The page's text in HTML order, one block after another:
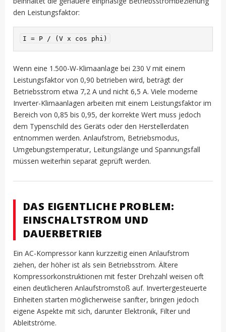
den Leistungsfaktor:
Wenn eine 1.500-W-Klimaanlage bei 230 V mit einem
Leistungsfaktor von 0,90 betrieben wird, beträgt der
Betriebsstrom etwa 7,2 A und nicht 6,5 A. Viele moderne
Inverter-Klimaanlagen arbeiten mit einem Leistungsfaktor im
Bereich von 0,85 bis 0,95, der korrekte Wert muss jedoch
dem Typenschild des Geräts oder den Herstellerdaten
entnommen werden. Anlaufstrom, Betriebsmodus,
Umgebungstemperatur, Leitungslänge und Spannungsfall
müssen weiterhin separat geprüft werden.
DAS EIGENTLICHE PROBLEM:
EINSCHALTSTROM UND
DAUERBETRIEB
Ein AC-Kompressor kann kurzzeitig einen Anlaufstrom
ziehen, der höher ist als sein Betriebsstrom. Ältere
Kompressorkonstruktionen mit fester Drehzahl weisen oft
einen deutlicheren Anlaufstromstoß auf. Invertergesteuerte
Einheiten starten möglicherweise sanfter, bringen jedoch
eigene Aspekte mit sich, darunter Elektronik, Filter und
Ableitströme.